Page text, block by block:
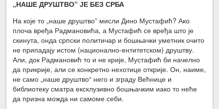
„НАШЕ ДРУШТВО“ ЈЕ БЕЗ СРБА
На које то „наше друштво” мисли Дино Мустафић? Ако
плоча вређа Радмановића, а Мустафић се вређа што је
скинута, онда српски политичар и бошњачки уметник очито
не припадају истом (национално-ентитетском) друштву.
Али, док Радмановић то и не крије, Мустафић би начелно
да прикрије, али се конкретно нехотице открије. Он, наиме,
не само „наше друштво“ него и зграду Већнице и
библиотеку сматра ексклузивно бошњачким иако то неће
да призна можда ни самоме себи.